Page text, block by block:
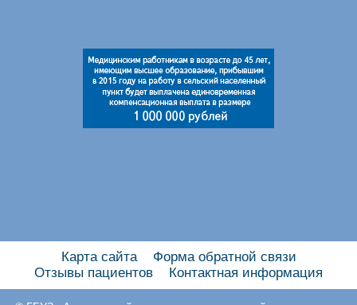
Карта сайта
Форма обратной связи
Отзывы пациентов
Контактная информация